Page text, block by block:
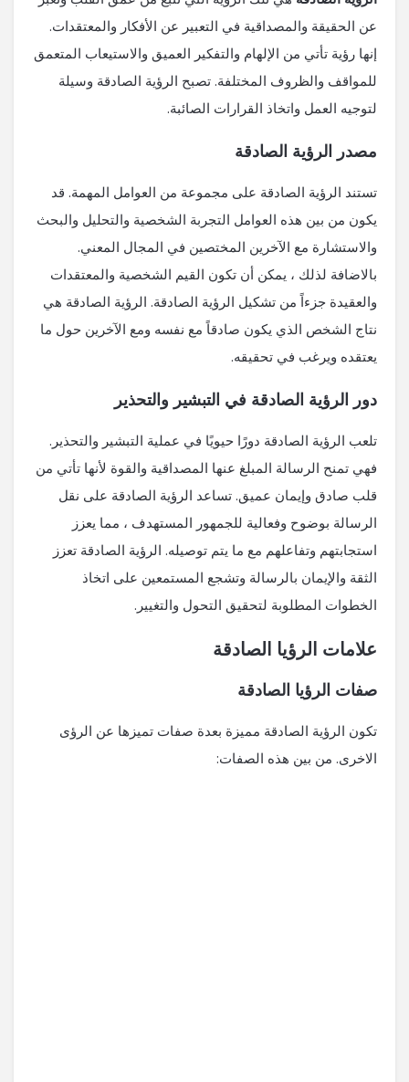
عن الحقيقة والمصداقية في التعبير عن الأفكار والمعتقدات.
إنها رؤية تأتي من الإلهام والتفكير العميق والاستيعاب المتعمق
للمواقف والظروف المختلفة. تصبح الرؤية الصادقة وسيلة
لتوجيه العمل واتخاذ القرارات الصائبة.
مصدر الرؤية الصادقة
تستند الرؤية الصادقة على مجموعة من العوامل المهمة. قد
يكون من بين هذه العوامل التجربة الشخصية والتحليل والبحث
والاستشارة مع الآخرين المختصين في المجال المعني.
بالاضافة لذلك ، يمكن أن تكون القيم الشخصية والمعتقدات
والعقيدة جزءاً من تشكيل الرؤية الصادقة. الرؤية الصادقة هي
نتاج الشخص الذي يكون صادقاً مع نفسه ومع الآخرين حول ما
يعتقده ويرغب في تحقيقه.
دور الرؤية الصادقة في التبشير والتحذير
تلعب الرؤية الصادقة دورًا حيويًا في عملية التبشير والتحذير.
فهي تمنح الرسالة المبلغ عنها المصداقية والقوة لأنها تأتي من
قلب صادق وإيمان عميق. تساعد الرؤية الصادقة على نقل
الرسالة بوضوح وفعالية للجمهور المستهدف ، مما يعزز
استجابتهم وتفاعلهم مع ما يتم توصيله. الرؤية الصادقة تعزز
الثقة والإيمان بالرسالة وتشجع المستمعين على اتخاذ
الخطوات المطلوبة لتحقيق التحول والتغيير.
علامات الرؤيا الصادقة
صفات الرؤيا الصادقة
تكون الرؤية الصادقة مميزة بعدة صفات تميزها عن الرؤى
الاخرى. من بين هذه الصفات: